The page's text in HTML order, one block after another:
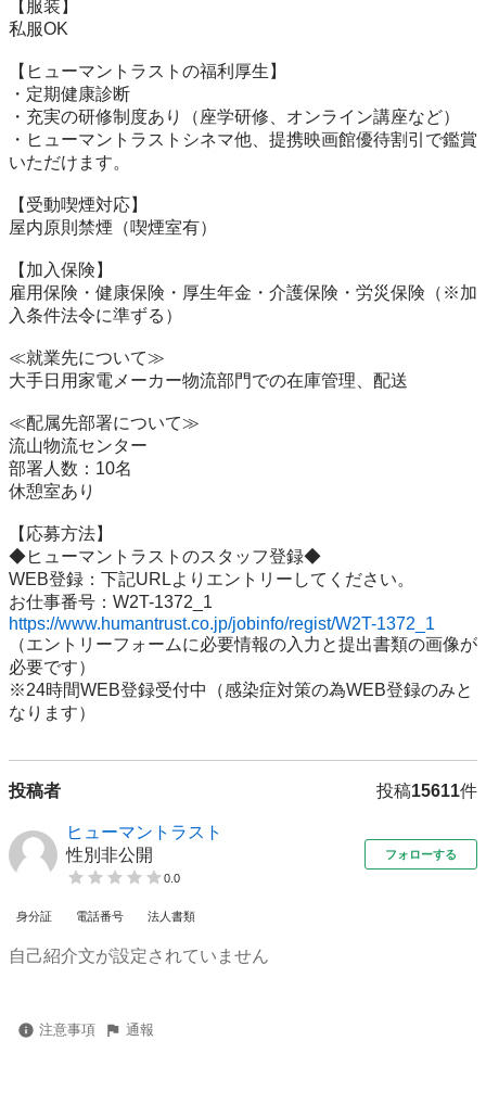
【服装】
私服OK
【ヒューマントラストの福利厚生】
・定期健康診断
・充実の研修制度あり（座学研修、オンライン講座など）
・ヒューマントラストシネマ他、提携映画館優待割引で鑑賞
いただけます。
【受動喫煙対応】
屋内原則禁煙（喫煙室有）
【加入保険】
雇用保険・健康保険・厚生年金・介護保険・労災保険（※加
入条件法令に準ずる）
≪就業先について≫
大手日用家電メーカー物流部門での在庫管理、配送
≪配属先部署について≫
流山物流センター
部署人数：10名
休憩室あり
【応募方法】
◆ヒューマントラストのスタッフ登録◆
WEB登録：下記URLよりエントリーしてください。
https://www.humantrust.co.jp/jobinfo/regist/W2T-1372_1
（エントリーフォームに必要情報の入力と提出書類の画像が
必要です）
※24時間WEB登録受付中（感染症対策の為WEB登録のみと
なります）
投稿者 投稿15611件
ヒューマントラスト
性別非公開
0.0
フォローする
身分証 電話番号 法人書類
自己紹介文が設定されていません
注意事項 通報